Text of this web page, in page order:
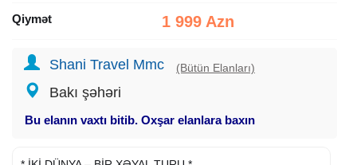
Qiymət 1 999 Azn
Shani Travel Mmc (Bütün Elanları)
Bakı şəhəri
Bu elanın vaxtı bitib. Oxşar elanlara baxın